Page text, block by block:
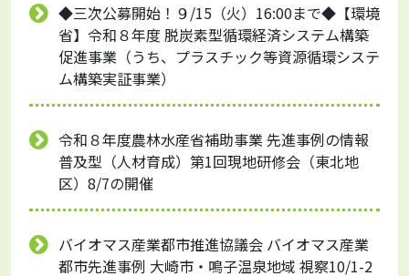
◆三次公募開始！９/15（火）16:00まで◆【環境
省】令和８年度 脱炭素型循環経済システム構築
促進事業（うち、プラスチック等資源循環システ
ム構築実証事業）
令和８年度農林水産省補助事業 先進事例の情報
普及型（人材育成）第1回現地研修会（東北地
区）8/7の開催
バイオマス産業都市推進協議会 バイオマス産業
都市先進事例 大崎市・鳴子温泉地域 視察10/1-2